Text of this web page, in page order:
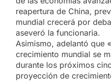
reapertura de China,
mundial crecerá por
aseveró la funcionaria.
Asimismo, adelantó que
crecimiento mundial se
durante los próximos
proyección de